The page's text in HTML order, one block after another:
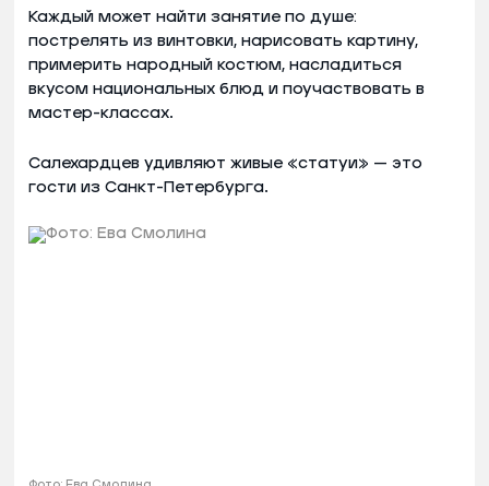
Каждый может найти занятие по душе:
пострелять из винтовки, нарисовать картину,
примерить народный костюм, насладиться
вкусом национальных блюд и поучаствовать в
мастер-классах.
Салехардцев удивляют живые «статуи» — это
гости из Санкт-Петербурга.